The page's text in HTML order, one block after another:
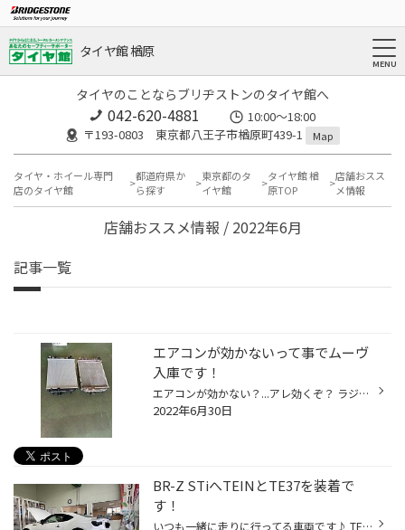
タイヤ館 楢原
タイヤのことならブリヂストンのタイヤ館へ
042-620-4881
10:00～18:00
〒193-0803 東京都八王子市楢原町439-1
Map
タイヤ・ホイール専門
店のタイヤ館
都道府県か
ら探す
東京都のタ
イヤ館
タイヤ館 楢
原TOP
店舗おスス
メ情報
店舗おススメ情報 / 2022年6月
記事一覧
エアコンが効かないって事でムーヴ
入庫です！
エアコンが効かない？...アレ効くぞ？ ラジエターの熱でコンデンサーもアツアツです。 だって水が少ないもんw LLCが漏れ漏れでラジエター交換です。ついでにサーモも交換して エアコンも効くようになりました♪♪ 多走行ですが、もう少し頑張って貰いましょう！ ウチはタイヤ屋さんですからね~(￣∇￣)...
2022年6月30日
BR-Z STiへTEINとTE37を装着で
す！
いつも一緒に走りに行ってる車両です♪ TEINのモノスポーツを装着！ TE37SLも装着してアライメント迄調整して完成です♪ 中々カッコいいですね〜お客様の年齢に合わせて渋めにセットしました♪ 秋は走りに行きましょうね〜(^-^)